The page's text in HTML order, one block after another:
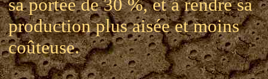
sa portée de 30 %, et à rendre sa
production plus aisée et moins
coûteuse.